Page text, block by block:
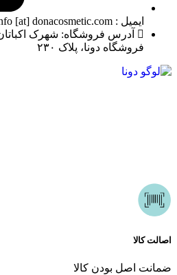
ایمیل : info [at] donacosmetic.com
فروشگاه دونا، پلاک ۲۳۰
اصالت کالا
ضمانت اصل بودن کالا